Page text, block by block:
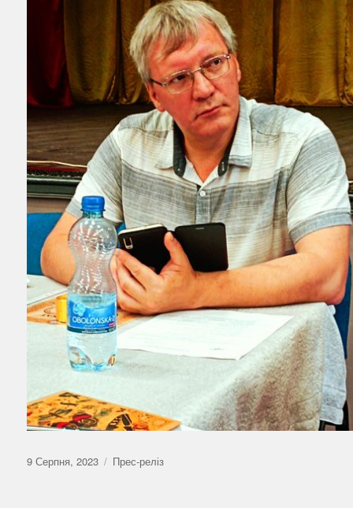
Оприлюднено
9 Серпня, 2023 Категорії
Прес-реліз